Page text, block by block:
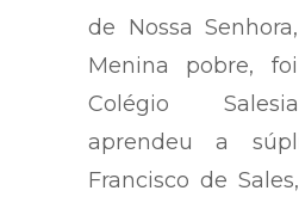
de Nossa
Menina pobre,
Colégio
aprendeu a
Francisco de